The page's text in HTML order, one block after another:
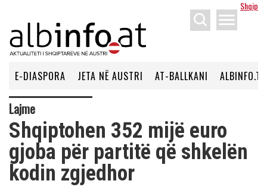
Shqip
menu
E-DIASPORA JETA NË AUSTRI AT-BALLKANI ALBINFO.TV
Lajme
Shqiptohen 352 mijë euro
gjoba për partitë që shkelën
kodin zgjedhor